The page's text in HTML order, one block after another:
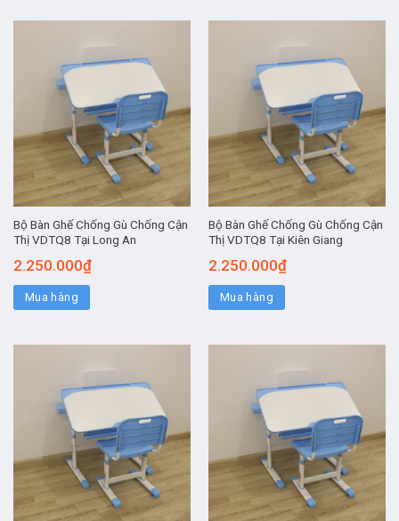
Bộ Bàn Ghế Chống Gù Chống Cận
Thị VDTQ8 Tại Long An
2.250.000₫
Mua hàng
Bộ Bàn Ghế Chống Gù Chống Cận
Thị VDTQ8 Tại Kiên Giang
2.250.000₫
Mua hàng